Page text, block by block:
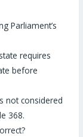
Parliament’s
requires
before
not considered
368.